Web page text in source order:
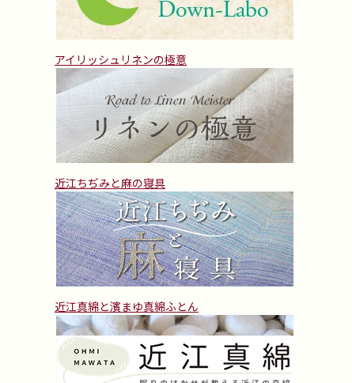
アイリッシュリネンの極意
近江ちぢみと麻の寝具
近江真綿と濱まゆ真綿ふとん